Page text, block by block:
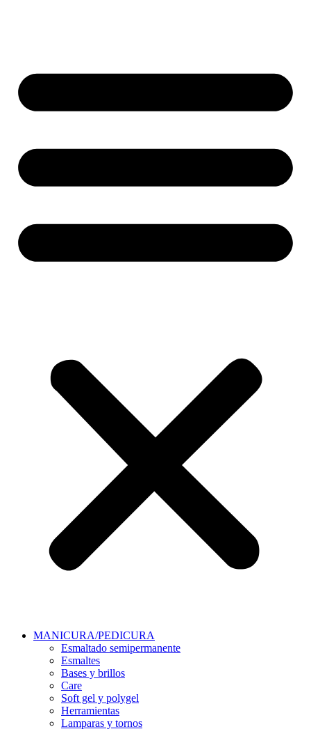
MANICURA/PEDICURA
Esmaltado semipermanente
Esmaltes
Bases y brillos
Care
Soft gel y polygel
Herramientas
Lamparas y tornos